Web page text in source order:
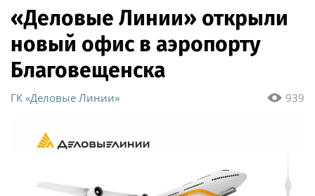
«Деловые Линии» открыли
новый офис в аэропорту
Благовещенска
939
ГК «Деловые Линии»